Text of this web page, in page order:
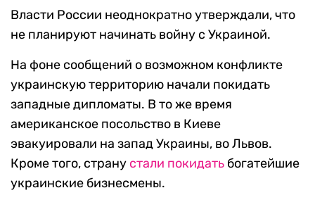
Власти России неоднократно утверждали, что
не планируют начинать войну с Украиной.
На фоне сообщений о возможном конфликте
украинскую территорию начали покидать
западные дипломаты. В то же время
американское посольство в Киеве
эвакуировали на запад Украины, во Львов.
Кроме того, страну стали покидать богатейшие
украинские бизнесмены.